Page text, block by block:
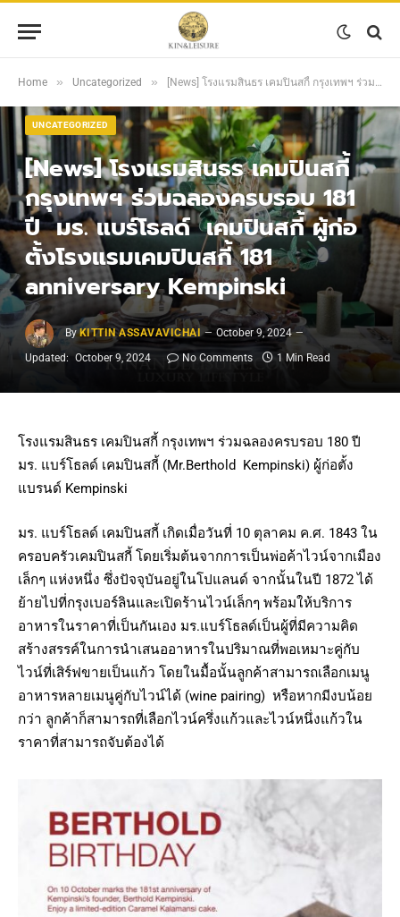
Home » Uncategorized » [News] โรงแรมสินธร เคมปินสกี้ กรุงเทพฯ ร่วมฉลองครบรอบ 181 ปี มร. แบร์โธลด์ เคมปินสกี้ ผู้ก่อตั้งโรงแรมเคมปินสกี้ 181 anniversary Kempinski
UNCATEGORIZED
[News] โรงแรมสินธร เคมปินสกี้
กรุงเทพฯ ร่วมฉลองครบรอบ 181
ปี มร. แบร์โธลด์ เคมปินสกี้ ผู้ก่อ
ตั้งโรงแรมเคมปินสกี้ 181
anniversary Kempinski
By KITTIN ASSAVAVICHAI
October 9, 2024
Updated: October 9, 2024 No Comments 1 Min Read
โรงแรมสินธร เคมปินสกี้ กรุงเทพฯ ร่วมฉลองครบรอบ 180 ปี
มร. แบร์โธลด์ เคมปินสกี้ (Mr.Berthold Kempinski) ผู้ก่อตั้ง
แบรนด์ Kempinski
มร. แบร์โธลด์ เคมปินสกี้ เกิดเมื่อวันที่ 10 ตุลาคม ค.ศ. 1843 ใน
ครอบครัวเคมปินสกี้ โดยเริ่มต้นจากการเป็นพ่อค้าไวน์จากเมือง
เล็กๆ แห่งหนึ่ง ซึ่งปัจจุบันอยู่ในโปแลนด์ จากนั้นในปี 1872 ได้
ย้ายไปที่กรุงเบอร์ลินและเปิดร้านไวน์เล็กๆ พร้อมให้บริการ
อาหารในราคาที่เป็นกันเอง มร.แบร์โธลด์เป็นผู้ที่มีความคิด
สร้างสรรค์ในการนำเสนออาหารในปริมาณที่พอเหมาะคู่กับ
ไวน์ที่เสิร์ฟขายเป็นแก้ว โดยในมื้อนั้นลูกค้าสามารถเลือกเมนู
อาหารหลายเมนูคู่กับไวน์ได้ (wine pairing) หรือหากมีงบน้อย
กว่า ลูกค้าก็สามารถที่เลือกไวน์ครึ่งแก้วและไวน์หนึ่งแก้วใน
ราคาที่สามารถจับต้องได้